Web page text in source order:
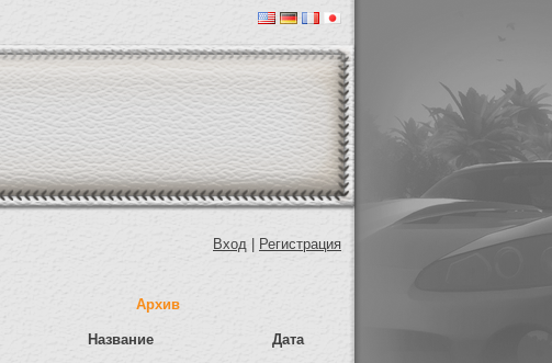
Вход Регистрация
Архив
Название
Дата